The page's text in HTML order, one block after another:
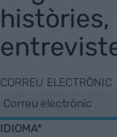
CORREU ELECTRÒNIC
IDIOMA*